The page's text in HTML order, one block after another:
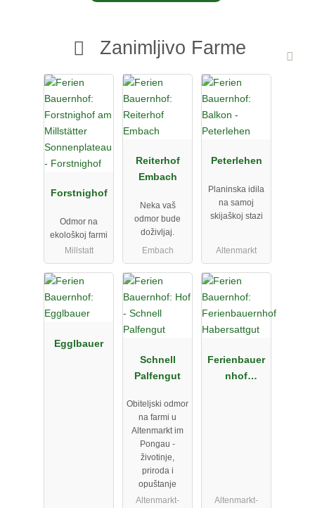
Zanimljivo Farme
Forstnighof
Odmor na
ekološkoj farmi
Millstatt
Reiterhof
Embach
Neka vaš
odmor bude
doživljaj.
Embach
Peterlehen
Planinska idila
na samoj
skijaškoj stazi
Altenmarkt
Egglbauer
Schnell
Palfengut
Obiteljski odmor
na farmi u
Altenmarkt im
Pongau -
životinje,
priroda i
opuštanje
Altenmarkt-
Ferienbauer
nhof
Altenmarkt-